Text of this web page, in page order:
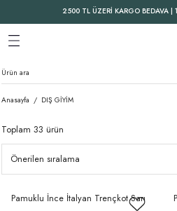
2500 TL ÜZERİ KARGO BEDAVA
Geri Dön
Geri Dön
Geri Dön
Anasayfa DIŞ GİYİM
Toplam 33 ürün
Pamuklu İnce İtalyan Trençkot Sarı